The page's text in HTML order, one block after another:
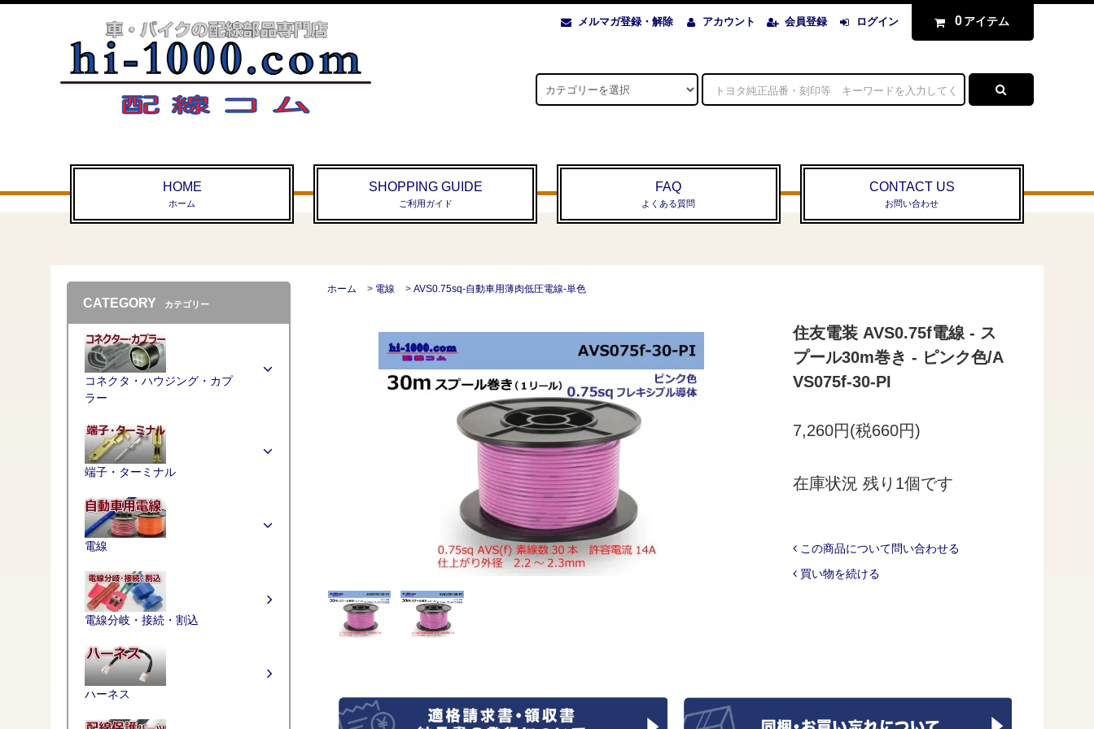
メルマガ登録・解除 アカウント 会員登録 ログイン 0 アイテム
HOME
ホーム
SHOPPING GUIDE
ご利用ガイド
FAQ
よくある質問
CONTACT US
お問い合わせ
ホーム > 電線 > AVS0.75sq-自動車用薄肉低圧電線-単色
住友電装 AVS0.75f電線 - ス
プール30m巻き - ピンク色/A
VS075f-30-PI
7,260円(税660円)
在庫状況 残り1個です
この商品について問い合わせる
買い物を続ける
CATEGORY カテゴリー
コネクタ・ハウジング・カプ
ラー
端子・ターミナル
電線
電線分岐・接続・割込
ハーネス